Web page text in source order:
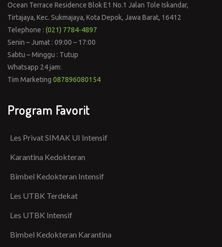
Ocean Terrace Residence Blok E1 No.1 Jalan Tole Iskandar,
Tirtajaya, Kec. Sukmajaya, Kota Depok, Jawa Barat, 16412
Telephone : (021) 7784-4897
Senin – Jumat : 09:00 – 17:00
Sabtu – Minggu : Tutup
Whatsapp 24 jam:
Tim Marketing 087896080154
Program Favorit
Les Privat SIMAK UI Intensif
Karantina Kedokteran
Bimbel Kedokteran Intensif
Les UTBK Terdekat
Les UTBK Intensif
Bimbel Kedokteran Karantina